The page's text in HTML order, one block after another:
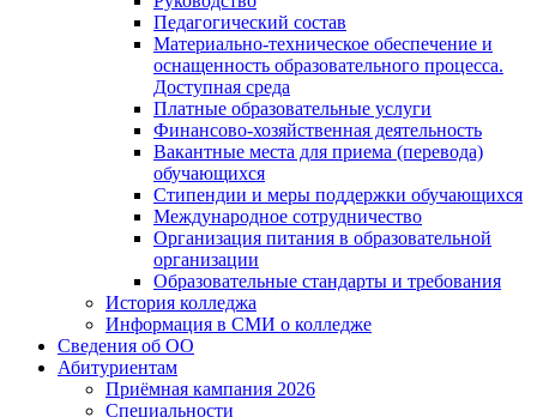
Педагогический состав
Материально-техническое обеспечение и
оснащенность образовательного процесса.
Доступная среда
Платные образовательные услуги
Финансово-хозяйственная деятельность
Вакантные места для приема (перевода)
обучающихся
Стипендии и меры поддержки обучающихся
Международное сотрудничество
Организация питания в образовательной
организации
Образовательные стандарты и требования
История колледжа
Информация в СМИ о колледже
Сведения об ОО
Абитуриентам
Приёмная кампания 2026
Специальности